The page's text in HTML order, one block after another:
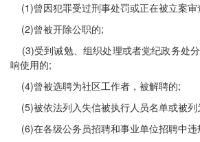
(1)曾因犯罪受过刑事处罚或正在被立案审
(2)曾被开除公职的;
(3)受到诫勉、组织处理或者党纪政务处
响使用的;
(4)曾被选聘为社区工作者，被解聘的;
(5)被依法列入失信被执行人员名单或被列
(6)在各级公务员招聘和事业单位招聘中违